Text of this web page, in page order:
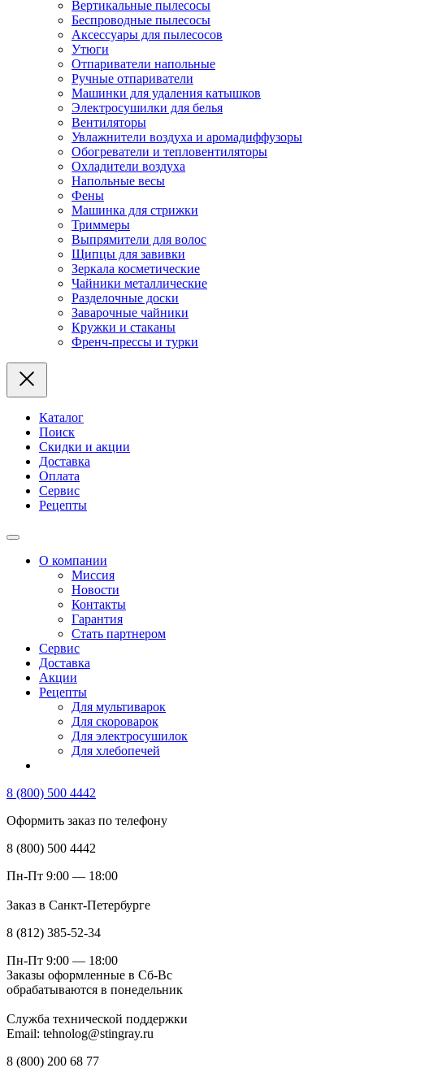
Вертикальные пылесосы
Беспроводные пылесосы
Аксессуары для пылесосов
Утюги
Отпариватели напольные
Ручные отпариватели
Машинки для удаления катышков
Электросушилки для белья
Вентиляторы
Увлажнители воздуха и аромадиффузоры
Обогреватели и тепловентиляторы
Охладители воздуха
Напольные весы
Фены
Машинка для стрижки
Триммеры
Выпрямители для волос
Щипцы для завивки
Зеркала косметические
Чайники металлические
Разделочные доски
Заварочные чайники
Кружки и стаканы
Френч-прессы и турки
Каталог
Поиск
Скидки и акции
Доставка
Оплата
Сервис
Рецепты
О компании
Миссия
Новости
Контакты
Гарантия
Стать партнером
Сервис
Доставка
Акции
Рецепты
Для мультиварок
Для скороварок
Для электросушилок
Для хлебопечей
8 (800) 500 4442
Оформить заказ по телефону
8 (800) 500 4442
Пн-Пт 9:00 — 18:00
Заказ в Санкт-Петербурге
8 (812) 385-52-34
Пн-Пт 9:00 — 18:00
Заказы оформленные в Сб-Вс
обрабатываются в понедельник
Служба технической поддержки
Email: tehnolog@stingray.ru
8 (800) 200 68 77